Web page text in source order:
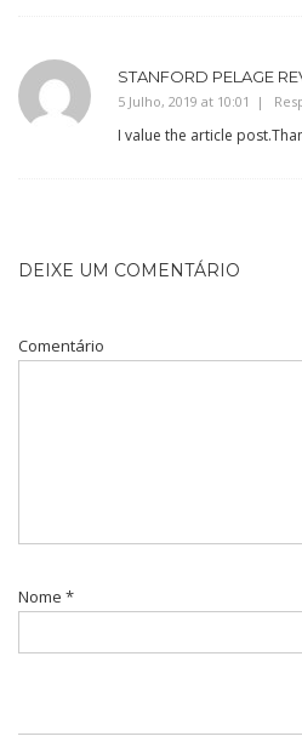
STANFORD PELAGE
5 Julho, 2019 at 10:01
I value the article
DEIXE UM COMENTÁRIO
Comentário
Nome *